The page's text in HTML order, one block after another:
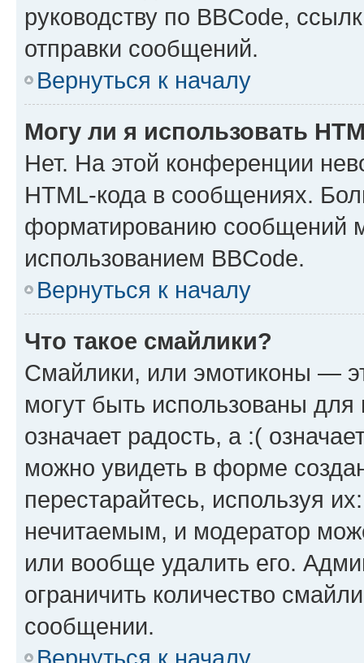
руководству по BBCode,
отправки сообщений.
Вернуться к началу
Могу ли я использовать
Нет. На этой конференции
HTML-кода в сообщениях.
форматированию сообщений
использованием BBCode.
Вернуться к началу
Что такое смайлики?
Смайлики, или эмотиконы —
могут быть использованы
означает радость, а :(
можно увидеть в форме
перестарайтесь, используя
нечитаемым, и модератор
или вообще удалить его.
ограничить количество
сообщении.